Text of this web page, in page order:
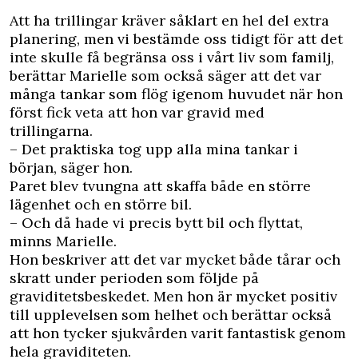
Att ha trillingar kräver såklart en hel del extra
planering, men vi bestämde oss tidigt för att det
inte skulle få begränsa oss i vårt liv som familj,
berättar Marielle som också säger att det var
många tankar som flög igenom huvudet när hon
först fick veta att hon var gravid med
trillingarna.
– Det praktiska tog upp alla mina tankar i
början, säger hon.
Paret blev tvungna att skaffa både en större
lägenhet och en större bil.
– Och då hade vi precis bytt bil och flyttat,
minns Marielle.
Hon beskriver att det var mycket både tårar och
skratt under perioden som följde på
graviditetsbeskedet. Men hon är mycket positiv
till upplevelsen som helhet och berättar också
att hon tycker sjukvården varit fantastisk genom
hela graviditeten.